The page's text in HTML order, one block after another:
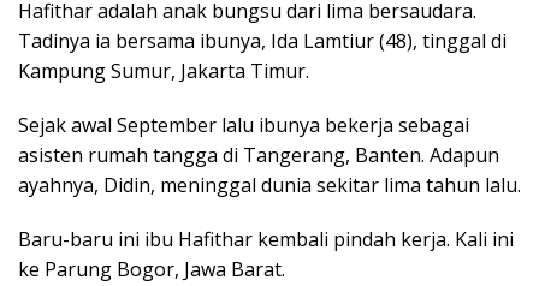
Hafithar adalah anak bungsu dari lima bersaudara.
Tadinya ia bersama ibunya, Ida Lamtiur (48), tinggal di
Kampung Sumur, Jakarta Timur.
Sejak awal September lalu ibunya bekerja sebagai
asisten rumah tangga di Tangerang, Banten. Adapun
ayahnya, Didin, meninggal dunia sekitar lima tahun lalu.
Baru-baru ini ibu Hafithar kembali pindah kerja. Kali ini
ke Parung Bogor, Jawa Barat.